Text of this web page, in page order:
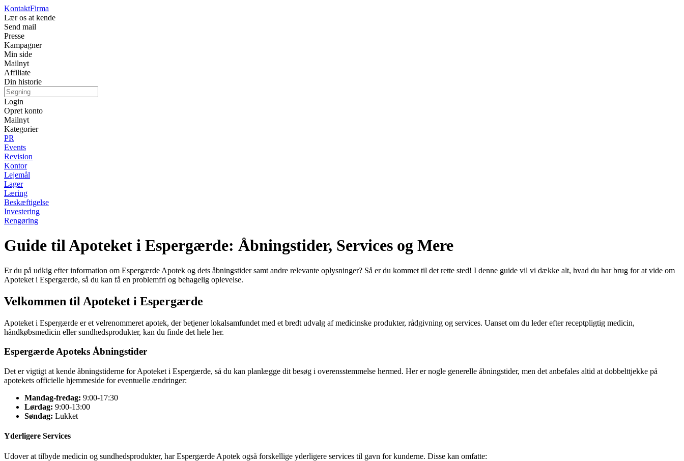
KontaktFirma
Lær os at kende
Send mail
Presse
Kampagner
Min side
Mailnyt
Affiliate
Din historie
Login
Opret konto
Mailnyt
Kategorier
PR
Events
Revision
Kontor
Lejemål
Lager
Læring
Beskæftigelse
Investering
Rengøring
Guide til Apoteket i Espergærde: Åbningstider, Services og Mere
Er du på udkig efter information om Espergærde Apotek og dets åbningstider samt andre relevante oplysninger? Så er du kommet til det rette sted! I denne guide vil vi dække alt, hvad du har brug for at vide om
Apoteket i Espergærde, så du kan få en problemfri og behagelig oplevelse.
Velkommen til Apoteket i Espergærde
Apoteket i Espergærde er et velrenommeret apotek, der betjener lokalsamfundet med et bredt udvalg af medicinske produkter, rådgivning og services. Uanset om du leder efter receptpligtig medicin,
håndkøbsmedicin eller sundhedsprodukter, kan du finde det hele her.
Espergærde Apoteks Åbningstider
Det er vigtigt at kende åbningstiderne for Apoteket i Espergærde, så du kan planlægge dit besøg i overensstemmelse hermed. Her er nogle generelle åbningstider, men det anbefales altid at dobbelttjekke på
apotekets officielle hjemmeside for eventuelle ændringer:
Mandag-fredag: 9:00-17:30
Lørdag: 9:00-13:00
Søndag: Lukket
Yderligere Services
Udover at tilbyde medicin og sundhedsprodukter, har Espergærde Apotek også forskellige yderligere services til gavn for kunderne. Disse kan omfatte: